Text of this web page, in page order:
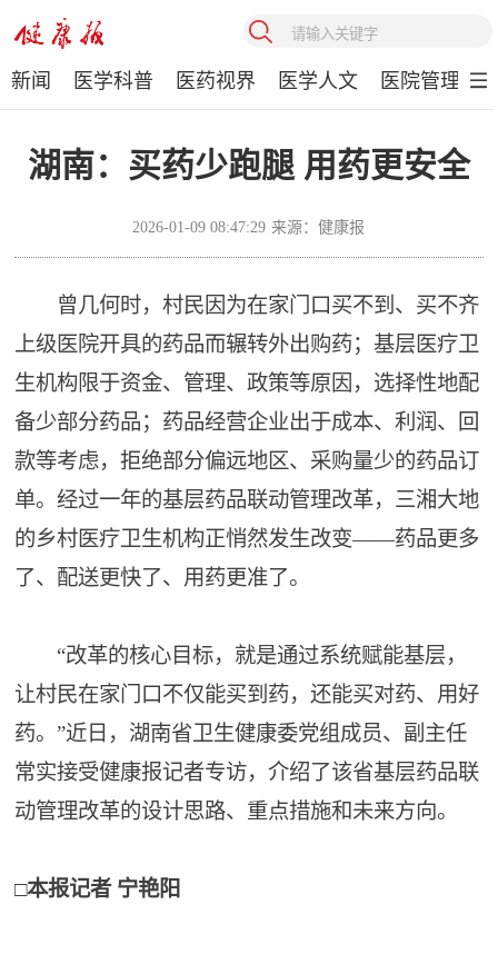
新闻 医学科普 医药视界 医学人文 医院管理
湖南：买药少跑腿 用药更安全
2026-01-09 08:47:29 来源：健康报
曾几何时，村民因为在家门口买不到、买不齐
上级医院开具的药品而辗转外出购药；基层医疗卫
生机构限于资金、管理、政策等原因，选择性地配
备少部分药品；药品经营企业出于成本、利润、回
款等考虑，拒绝部分偏远地区、采购量少的药品订
单。经过一年的基层药品联动管理改革，三湘大地
的乡村医疗卫生机构正悄然发生改变——药品更多
了、配送更快了、用药更准了。
“改革的核心目标，就是通过系统赋能基层，
让村民在家门口不仅能买到药，还能买对药、用好
药。”近日，湖南省卫生健康委党组成员、副主任
常实接受健康报记者专访，介绍了该省基层药品联
动管理改革的设计思路、重点措施和未来方向。
□本报记者 宁艳阳